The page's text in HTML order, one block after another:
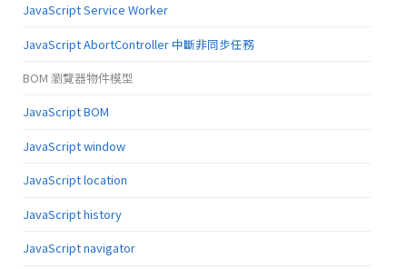
JavaScript Service Worker
JavaScript AbortController 中斷非同步任務
BOM 瀏覽器物件模型
JavaScript BOM
JavaScript window
JavaScript location
JavaScript history
JavaScript navigator